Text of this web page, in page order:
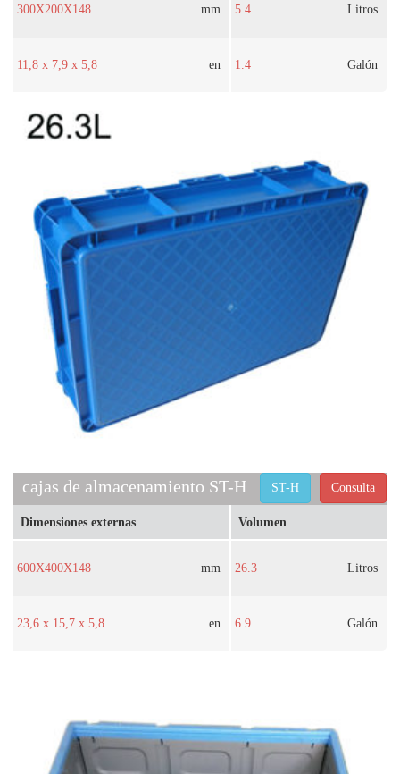
300X200X148 mm
11,8 x 7,9 x 5,8 en
5.4 Litros
1.4 Galón
cajas de almacenamiento ST-H Consulta
ST-H
Dimensiones externas
600X400X148 mm
23,6 x 15,7 x 5,8 en
Volumen
26.3 Litros
6.9 Galón